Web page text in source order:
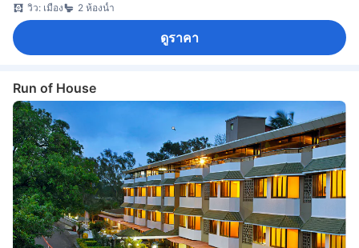
วิว: เมือง
2 ห้องน้ำ
ดูราคา
Run of House